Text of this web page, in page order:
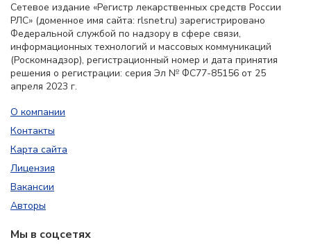
Сетевое издание «Регистр лекарственных средств России
РЛС» (доменное имя сайта: rlsnet.ru) зарегистрировано
Федеральной службой по надзору в сфере связи,
информационных технологий и массовых коммуникаций
(Роскомнадзор), регистрационный номер и дата принятия
решения о регистрации: серия Эл № ФС77-85156 от 25
апреля 2023 г.
О компании
Контакты
Карта сайта
Лицензия
Вакансии
Авторы
Мы в соцсетях